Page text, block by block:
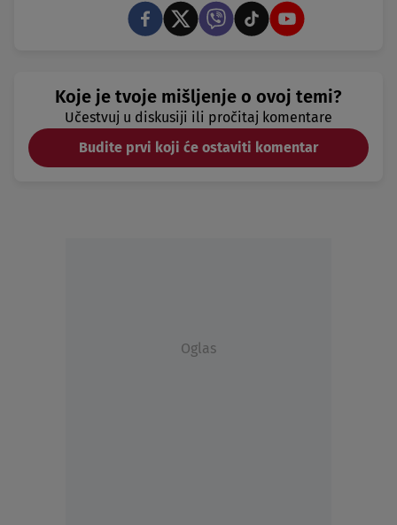
Koje je tvoje mišljenje o ovoj temi?
Učestvuj u diskusiji ili pročitaj komentare
Budite prvi koji će ostaviti komentar
Oglas